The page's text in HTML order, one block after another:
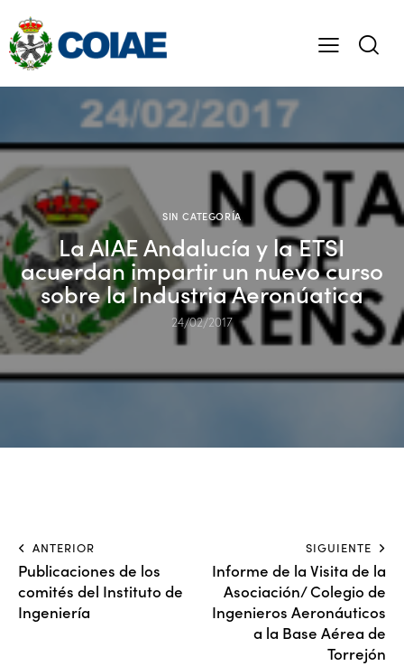
SIN CATEGORÍA
La AIAE Andalucía y la ETSI
acuerdan impartir un nuevo curso
sobre la Industria Aeronúatica
24/02/2017
ANTERIOR
Publicaciones de los
comités del Instituto de
Ingeniería
SIGUIENTE
Informe de la Visita de la
Asociación/ Colegio de
Ingenieros Aeronáuticos
a la Base Aérea de
Torrejón